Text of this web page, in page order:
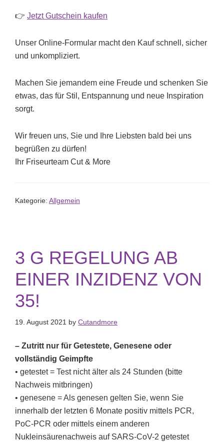
👉 Jetzt Gutschein kaufen
Unser Online-Formular macht den Kauf schnell, sicher
und unkompliziert.
Machen Sie jemandem eine Freude und schenken Sie
etwas, das für Stil, Entspannung und neue Inspiration
sorgt.
Wir freuen uns, Sie und Ihre Liebsten bald bei uns
begrüßen zu dürfen!
Ihr Friseurteam Cut & More
Kategorie: Allgemein
3 G REGELUNG AB
EINER INZIDENZ VON
35!
19. August 2021 by Cutandmore
– Zutritt nur für Getestete, Genesene oder
vollständig Geimpfte
• getestet = Test nicht älter als 24 Stunden (bitte
Nachweis mitbringen)
• genesene = Als genesen gelten Sie, wenn Sie
innerhalb der letzten 6 Monate positiv mittels PCR,
PoC-PCR oder mittels einem anderen
Nukleinsäurenachweis auf SARS-CoV-2 getestet